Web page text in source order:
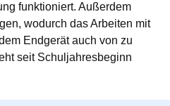
funktioniert. Außerdem
wodurch das Arbeiten mit
Endgerät auch von zu
seit Schuljahresbeginn